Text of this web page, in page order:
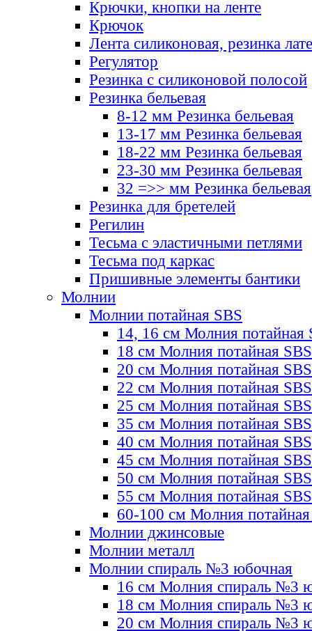
Крючки, кнопки на ленте
Крючок
Лента силиконовая, резинка
Регулятор
Резинка с силиконовой полосой
Резинка бельевая
8-12 мм Резинка бельевая
13-17 мм Резинка бельевая
18-22 мм Резинка бельевая
23-30 мм Резинка бельевая
32 =>> мм Резинка бельевая
Резинка для бретелей
Регилин
Тесьма с эластичными петлями
Тесьма под каркас
Пришивные элементы бантики
Молнии
Молнии потайная SBS
14, 16 см Молния потайная
18 см Молния потайная SBS
20 см Молния потайная SBS
22 см Молния потайная SBS
25 см Молния потайная SBS
35 см Молния потайная SBS
40 см Молния потайная SBS
45 см Молния потайная SBS
50 см Молния потайная SBS
55 см Молния потайная SBS
60-100 см Молния
Молнии джинсовые
Молнии металл
Молнии спираль №3 юбочная
16 см Молния спираль №3
18 см Молния спираль №3
20 см Молния спираль №3